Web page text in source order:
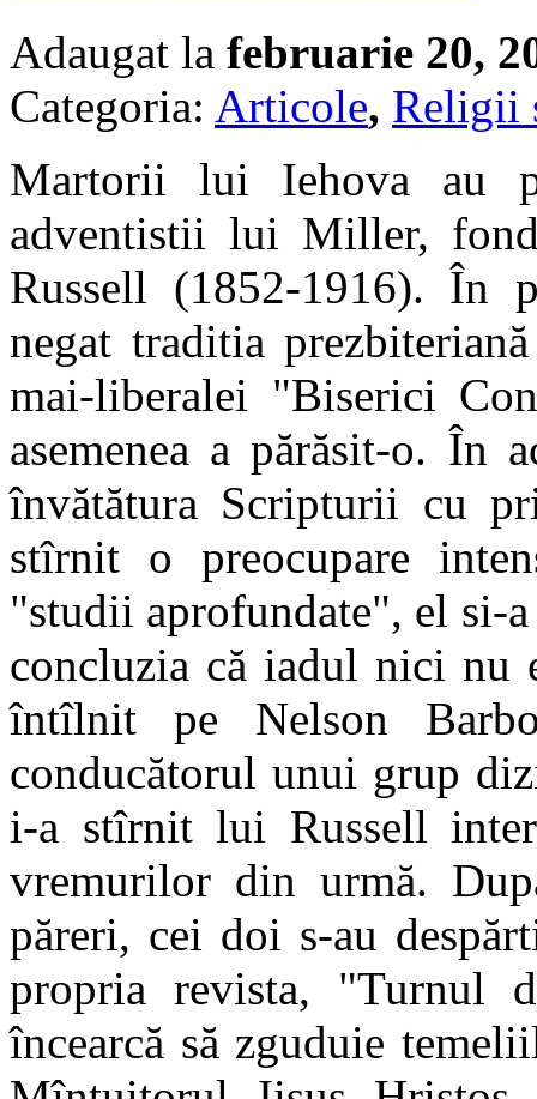
Adaugat la februarie 20,
Categoria: Articole, Religii
Martorii lui Iehova au
adventistii lui Miller,
Russell (1852-1916). În
negat traditia
mai-liberalei "Biserici
asemenea a părăsit-o. În
învătătura Scripturii cu
stîrnit o preocupare
"studii aprofundate", el si-
concluzia că iadul nici nu
întîlnit pe Nelson
conducătorul unui grup
i-a stîrnit lui Russell
vremurilor din urmă.
păreri, cei doi s-au
propria revista, "Turnul
încearcă să zguduie